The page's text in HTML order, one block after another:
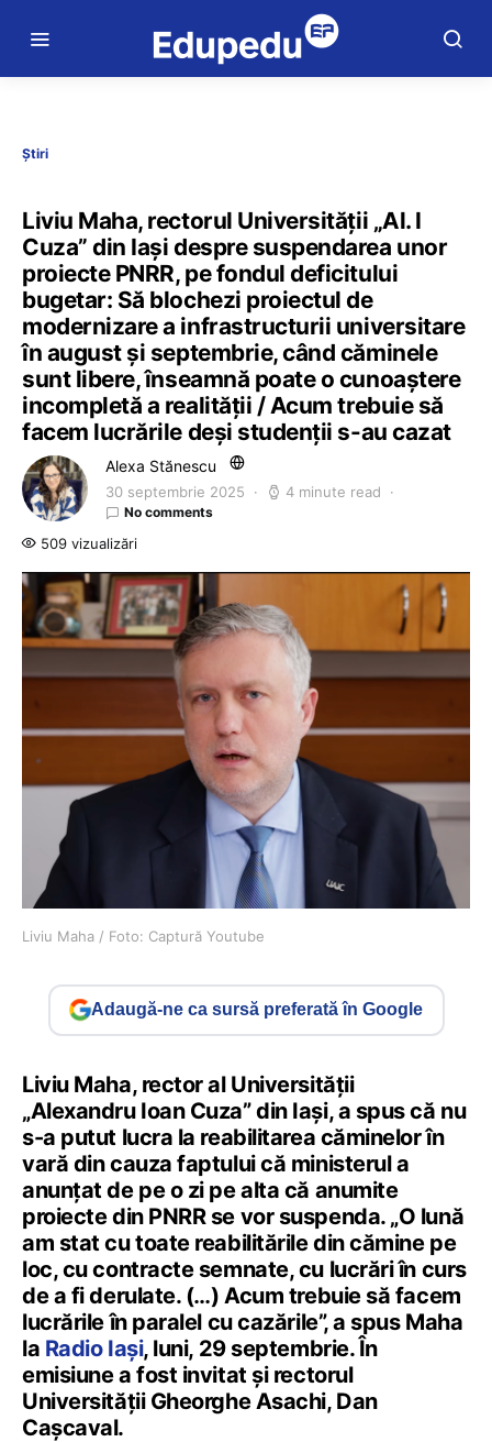
Știri
Liviu Maha, rectorul Universității „Al. I
Cuza” din Iași despre suspendarea unor
proiecte PNRR, pe fondul deficitului
bugetar: Să blochezi proiectul de
modernizare a infrastructurii universitare
în august și septembrie, când căminele
sunt libere, înseamnă poate o cunoaștere
incompletă a realității / Acum trebuie să
facem lucrările deși studenții s-au cazat
Alexa Stănescu
30 septembrie 2025 4 minute read
No comments
509 vizualizări
Liviu Maha / Foto: Captură Youtube
Adaugă-ne ca sursă preferată în Google
Liviu Maha, rector al Universității
„Alexandru Ioan Cuza” din Iași, a spus că nu
s-a putut lucra la reabilitarea căminelor în
vară din cauza faptului că ministerul a
anunțat de pe o zi pe alta că anumite
proiecte din PNRR se vor suspenda. „O lună
am stat cu toate reabilitările din cămine pe
loc, cu contracte semnate, cu lucrări în curs
de a fi derulate. (…) Acum trebuie să facem
lucrările în paralel cu cazările”, a spus Maha
la Radio Iași, luni, 29 septembrie. În
emisiune a fost invitat și rectorul
Universității Gheorghe Asachi, Dan
Cașcaval.